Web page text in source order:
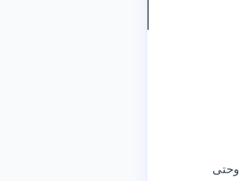
تعلن كهرباء الخليل عن قطع للتيار الكهربائي يوم الاثنين الموافق 27/2/2017 من الساعة 9:00 وحتى